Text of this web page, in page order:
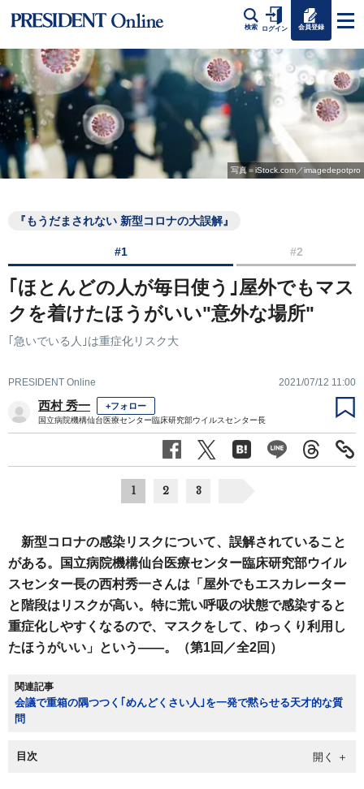
検索 ログイン 会員登録
写真＝iStock.com／imagedepotpro
『もうだまされない 新型コロナの大誤解』
#1 #2
｢ほとんどの人が毎日使う｣屋外でもマス
クを着けたほうがいい"意外な場所"
｢急いでいる人｣は重症化リスク大
PRESIDENT Online 2021/07/12 11:00
西村 秀一 +フォロー
国立病院機構仙台医療センター臨床研究部ウイルスセンター長
1 2 3
新型コロナの感染リスクについて、誤解されていること
がある。国立病院機構仙台医療センター臨床研究部ウイル
スセンター長の西村秀一さんは「屋外でもエスカレーター
と階段はリスクが高い。特に荒い呼吸の状態で感染すると
重症化しやすくなるので、マスクをして、ゆっくり利用し
たほうがいい」という――。（第1回／全2回）
関連記事
会議で重箱の隅つつく｢めんどくさい人｣を一発で黙らせる天才的な質
問
目次